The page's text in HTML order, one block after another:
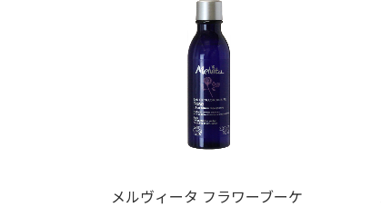
メルヴィータ フラワーブーケ